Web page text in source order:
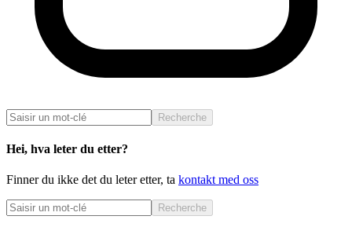
Recherche
Hei, hva leter du etter?
Finner du ikke det du leter etter, ta kontakt med oss
Recherche